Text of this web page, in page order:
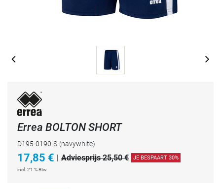
Errea BOLTON SHORT
D195-0190-S (navywhite)
17,85 € | Adviesprijs 25,50 € JE BESPAART 30%
incl. 21 % Btw.